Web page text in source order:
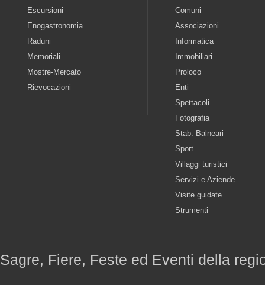
Escursioni
Enogastronomia
Raduni
Memoriali
Mostre-Mercato
Rievocazioni
Comuni
Associazioni
Informatica
Immobiliari
Proloco
Enti
Spettacoli
Fotografia
Stab. Balneari
Sport
Villaggi turistici
Servizi e Aziende
Visite guidate
Strumenti
Sagre, Fiere, Feste ed Eventi della